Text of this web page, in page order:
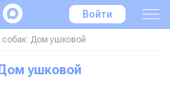
Войти
собак: Дом ушковой
ушковой